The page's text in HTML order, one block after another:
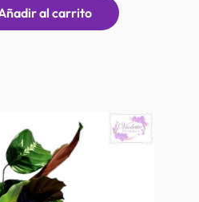
al carrito